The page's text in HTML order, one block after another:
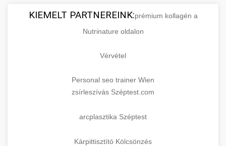
KIEMELT PARTNEREINK:prémium kollagén a
Nutrinature oldalon
Vérvétel
Personal seo trainer Wien
zsírleszívás Széptest.com
arcplasztika Széptest
Kárpittisztító Kölcsönzés